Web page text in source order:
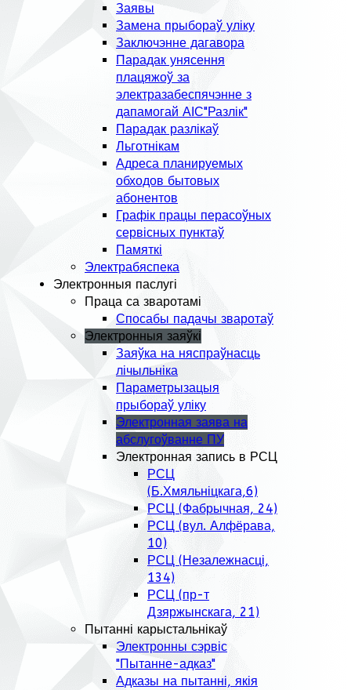
Заявы
Замена прыбораў уліку
Заключэнне дагавора
Парадак унясення
плацяжоў за
электразабеспячэнне з
дапамогай АІС"Разлік"
Парадак разлікаў
Льготнікам
Адреса планируемых
обходов бытовых
абонентов
Графік працы перасоўных
сервісных пунктаў
Памяткі
Электрабяспека
Электронныя паслугі
Праца са зваротамі
Спосабы падачы зваротаў
Электронныя заяўкі
Заяўка на няспраўнасць
лічыльніка
Параметрызацыя
прыбораў уліку
Электронная заява на
абслугоўванне ПУ
Электронная запись в РСЦ
РСЦ
(Б.Хмяльніцкага,6)
РСЦ (Фабрычная, 24)
РСЦ (вул. Алфёрава,
10)
РСЦ (Незалежнасці,
134)
РСЦ (пр-т
Дзяржынскага, 21)
Пытанні карыстальнікаў
Электронны сэрвіс
"Пытанне-адказ"
Адказы на пытанні, якія